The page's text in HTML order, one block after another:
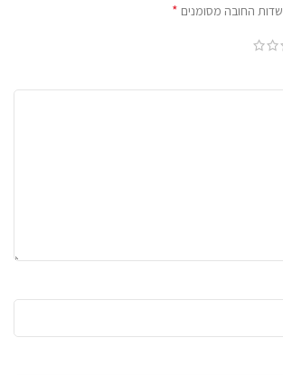
שדות החובה מסומנים *